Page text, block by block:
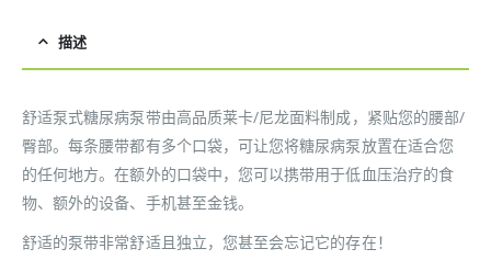
描述
舒适泵式糖尿病泵带由高品质莱卡/尼龙面料制成，紧贴您的腰部/
臀部。每条腰带都有多个口袋，可让您将糖尿病泵放置在适合您
的任何地方。在额外的口袋中，您可以携带用于低血压治疗的食
物、额外的设备、手机甚至金钱。
舒适的泵带非常舒适且独立，您甚至会忘记它的存在！